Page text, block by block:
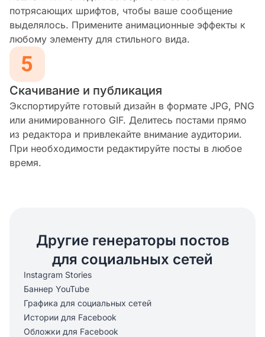
потрясающих шрифтов, чтобы ваше сообщение
выделялось. Примените анимационные эффекты к
любому элементу для стильного вида.
Скачивание и публикация
Экспортируйте готовый дизайн в формате JPG, PNG
или анимированного GIF. Делитесь постами прямо
из редактора и привлекайте внимание аудитории.
При необходимости редактируйте посты в любое
время.
Другие генераторы постов
для социальных сетей
Instagram Stories
Баннер YouTube
Графика для социальных сетей
Истории для Facebook
Обложки для Facebook